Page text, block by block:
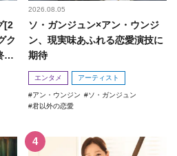
[2
ク
2026.08.05
ソ・ガンジュン×アン・ウンジ
ン、現実味あふれる恋愛演技に
期待
エンタメ アーティスト
アン・ウンジン
ソ・ガンジュン
君以外の恋愛